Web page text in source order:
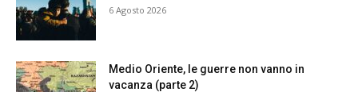
6 Agosto 2026
Medio Oriente, le guerre non vanno in
vacanza (parte 2)